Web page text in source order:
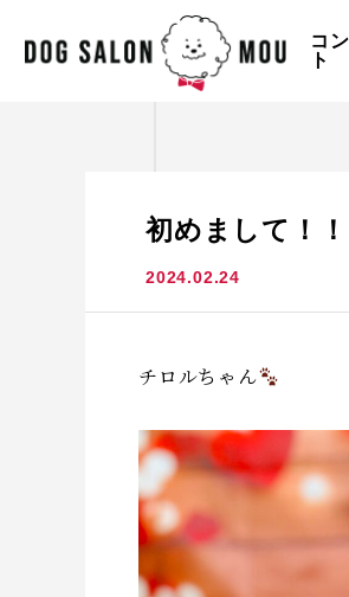
コ
ト
初めまして！！
2024.02.24
チロルちゃん